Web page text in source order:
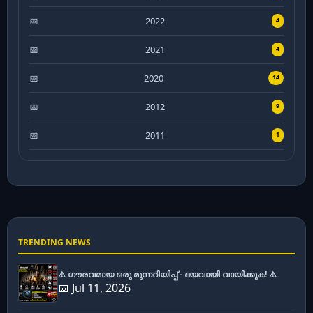
TRENDING NEWS
⚠️ ഗൗരവമായ ഒരു മുന്നറിയിപ്പ് - ദയവായി വായിക്കുക! ⚠️
📅 Jul 11, 2026
2022 4
2021 4
2020 14
2012 9
2011 1